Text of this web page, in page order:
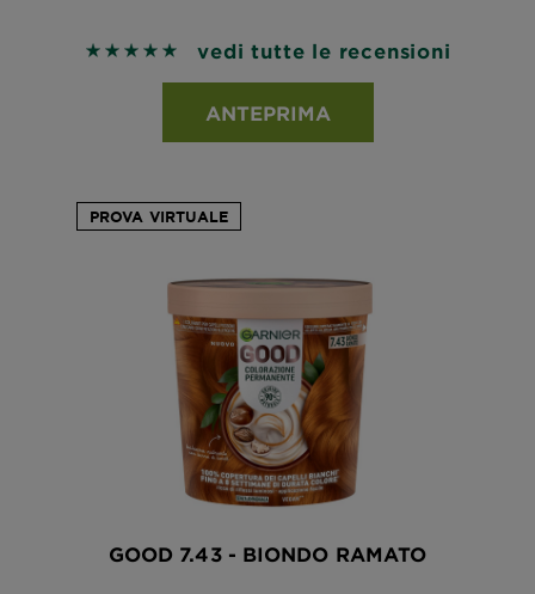
5 out of 5 stars based on reviews
vedi tutte le recensioni
ANTEPRIMA
PROVA VIRTUALE
GOOD 7.43 - BIONDO RAMATO